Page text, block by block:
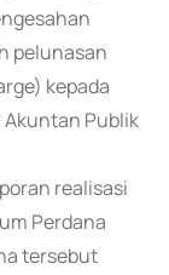
pelunasan
kepada
Publik
realisasi
Perdana
tersebut